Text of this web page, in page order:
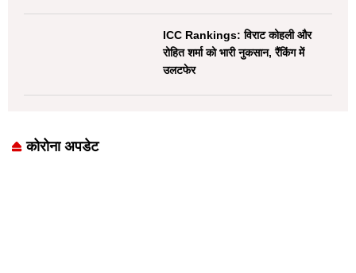
ICC Rankings: विराट कोहली और
रोहित शर्मा को भारी नुकसान, रैंकिंग में
उलटफेर
कोरोना अपडेट